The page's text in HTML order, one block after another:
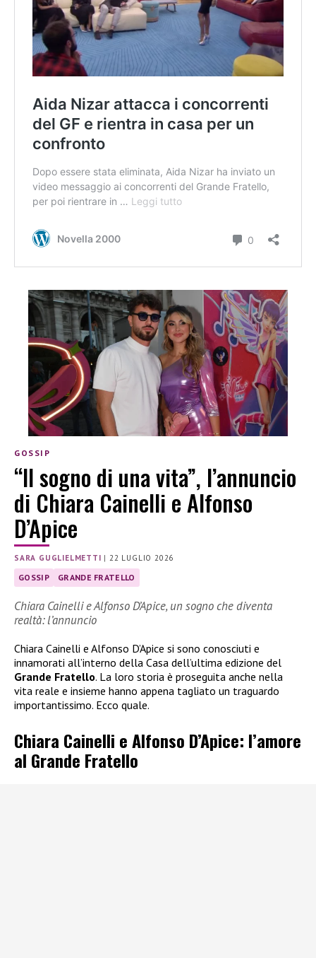
GOSSIP
“Il sogno di una vita”, l’annuncio
di Chiara Cainelli e Alfonso
D’Apice
SARA GUGLIELMETTI |22 LUGLIO 2026
GOSSIP GRANDE FRATELLO
Chiara Cainelli e Alfonso D’Apice, un sogno che diventa
realtà: l’annuncio
Chiara Cainelli e Alfonso D’Apice si sono conosciuti e
innamorati all’interno della Casa dell’ultima edizione del
Grande Fratello. La loro storia è proseguita anche nella
vita reale e insieme hanno appena tagliato un traguardo
importantissimo. Ecco quale.
Chiara Cainelli e Alfonso D’Apice: l’amore
al Grande Fratello